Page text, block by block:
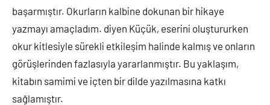
başarmıştır. Okurların kalbine dokunan bir hikaye
yazmayı amaçladım. diyen Küçük, eserini oluştururken
okur kitlesiyle sürekli etkileşim halinde kalmış ve onların
görüşlerinden fazlasıyla yararlanmıştır. Bu yaklaşım,
kitabın samimi ve içten bir dilde yazılmasına katkı
sağlamıştır.